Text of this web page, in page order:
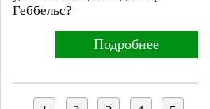
Геббельс?
Подробнее